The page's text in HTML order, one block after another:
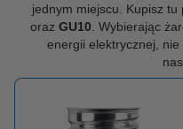
jednym miejscu. Kupisz
oraz GU10 . Wybierając
energii elektrycznej,